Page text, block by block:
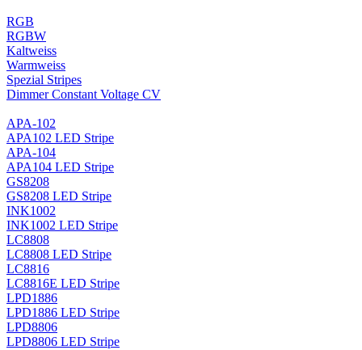
RGB
RGBW
Kaltweiss
Warmweiss
Spezial Stripes
Dimmer Constant Voltage CV
APA-102
APA102 LED Stripe
APA-104
APA104 LED Stripe
GS8208
GS8208 LED Stripe
INK1002
INK1002 LED Stripe
LC8808
LC8808 LED Stripe
LC8816
LC8816E LED Stripe
LPD1886
LPD1886 LED Stripe
LPD8806
LPD8806 LED Stripe